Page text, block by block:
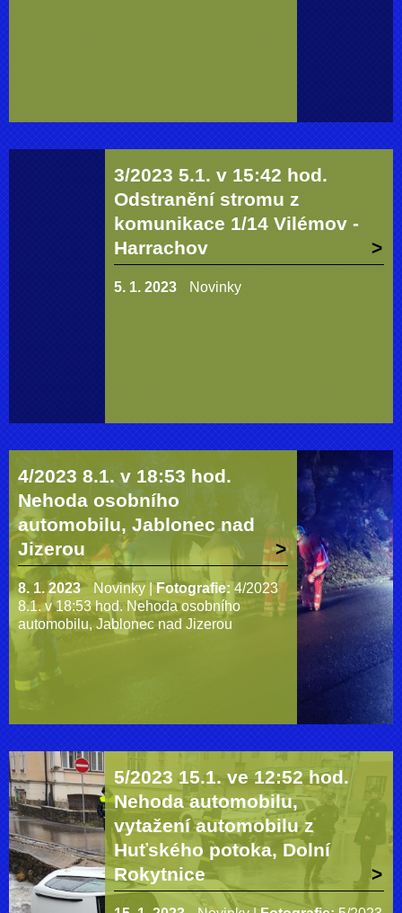
3/2023 5.1. v 15:42 hod.
Odstranění stromu z
komunikace 1/14 Vilémov -
Harrachov
5. 1. 2023 Novinky
4/2023 8.1. v 18:53 hod.
Nehoda osobního
automobilu, Jablonec nad
Jizerou
8. 1. 2023 Novinky |Fotografie: 4/2023
8.1. v 18:53 hod. Nehoda osobního
automobilu, Jablonec nad Jizerou
5/2023 15.1. ve 12:52 hod.
Nehoda automobilu,
vytažení automobilu z
Huťského potoka, Dolní
Rokytnice